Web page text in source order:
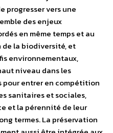
progresser vers une
des enjeux
en même temps et au
de la biodiversité, et
environnementaux,
niveau dans les
pour entrer en compétition
sanitaires et sociales,
et la pérennité de leur
termes. La préservation